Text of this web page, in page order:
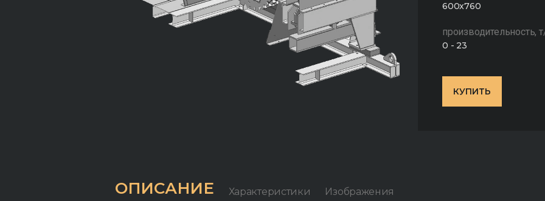
600x760
производительность,
0 - 23
КУПИТЬ
ОПИСАНИЕ Характеристики Изображения